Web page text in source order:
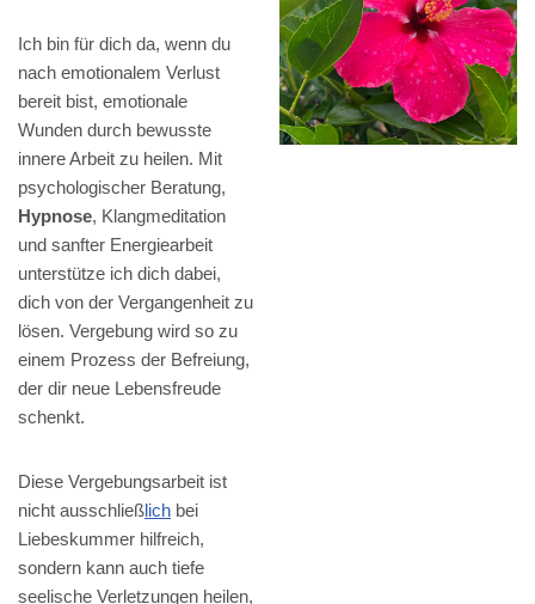
Ich bin für dich da, wenn du
nach emotionalem Verlust
bereit bist, emotionale
Wunden durch bewusste
innere Arbeit zu heilen. Mit
psychologischer Beratung,
Hypnose, Klangmeditation
und sanfter Energiearbeit
unterstütze ich dich dabei,
dich von der Vergangenheit zu
lösen. Vergebung wird so zu
einem Prozess der Befreiung,
der dir neue Lebensfreude
schenkt.
Diese Vergebungsarbeit ist
nicht ausschließlich bei
Liebeskummer hilfreich,
sondern kann auch tiefe
seelische Verletzungen heilen,